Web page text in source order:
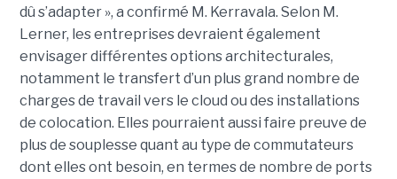
dû s’adapter », a confirmé M. Kerravala. Selon M.
Lerner, les entreprises devraient également
envisager différentes options architecturales,
notamment le transfert d’un plus grand nombre de
charges de travail vers le cloud ou des installations
de colocation. Elles pourraient aussi faire preuve de
plus de souplesse quant au type de commutateurs
dont elles ont besoin, en termes de nombre de ports